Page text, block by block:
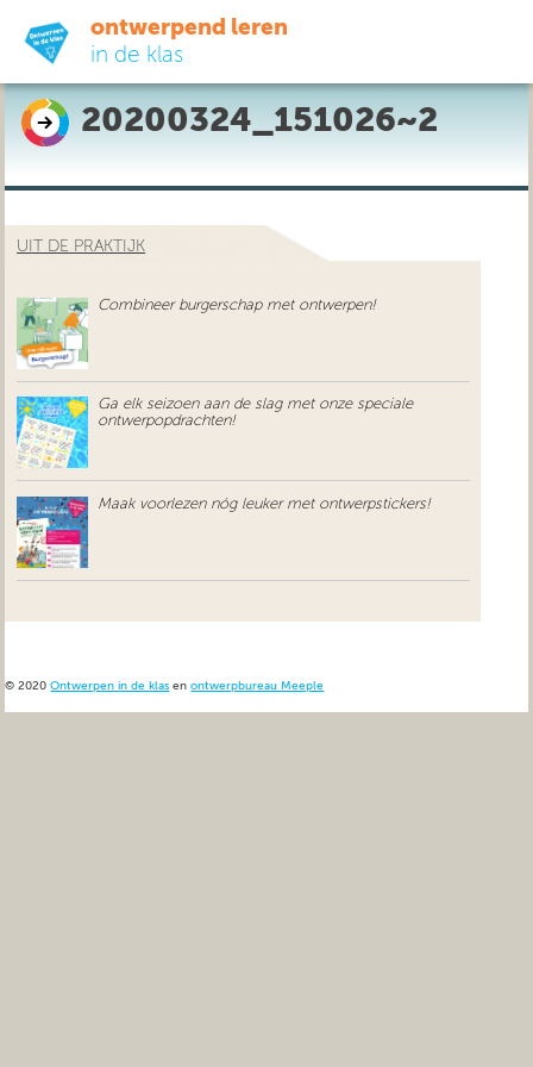
ontwerpend leren
in de klas
ready-to-go
do-it-yourself
uit de praktijk
over ons
20200324_151026~2
UIT DE PRAKTIJK
Combineer burgerschap met ontwerpen!
Ga elk seizoen aan de slag met onze speciale
ontwerpopdrachten!
Maak voorlezen nóg leuker met ontwerpstickers!
© 2020Ontwerpen in de klas enontwerpbureau Meeple